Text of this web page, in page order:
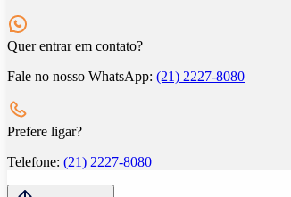
Quer entrar em contato?
Fale no nosso WhatsApp: (21) 2227-8080
Prefere ligar?
Telefone: (21) 2227-8080